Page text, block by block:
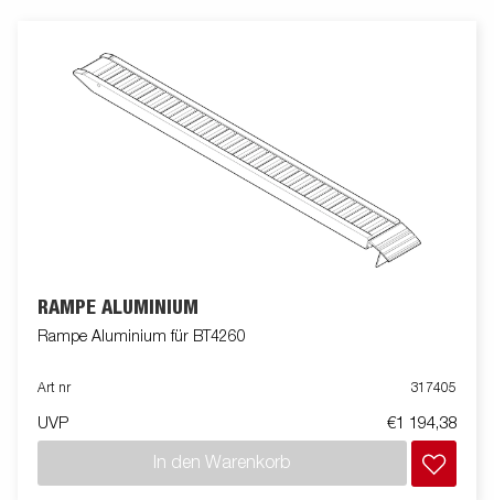
RAMPE ALUMINIUM
Rampe Aluminium für BT4260
Art nr 317405
UVP €1 194,38
In den Warenkorb